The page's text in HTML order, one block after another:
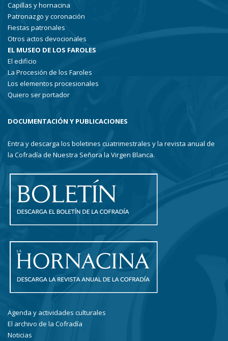
Capillas y hornacina
Patronazgo y coronación
Fiestas patronales
Otros actos devocionales
EL MUSEO DE LOS FAROLES
El edificio
La Procesión de los Faroles
Los elementos procesionales
Quiero ser portador
DOCUMENTACIÓN Y PUBLICACIONES
Entra y descarga los boletines cuatrimestrales y la revista anual de
la Cofradía de Nuestra Señora la Virgen Blanca.
Agenda y actividades culturales
El archivo de la Cofradía
Noticias